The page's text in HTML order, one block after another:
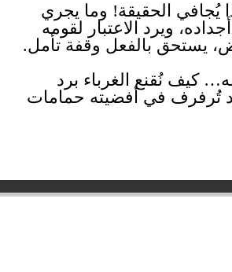
يُجافي الحقيقة! وما يجري
ويرد الاعتبار لقومه
يستحق بالفعل وقفة تأمل.
كيف نُقنع الغرباء برد
تُرفرف في أفضيته حمامات